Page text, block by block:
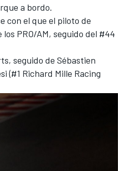
a bordo.
con el que el piloto de
PRO/AM, seguido del #44
seguido de Sébastien
(#1 Richard Mille Racing